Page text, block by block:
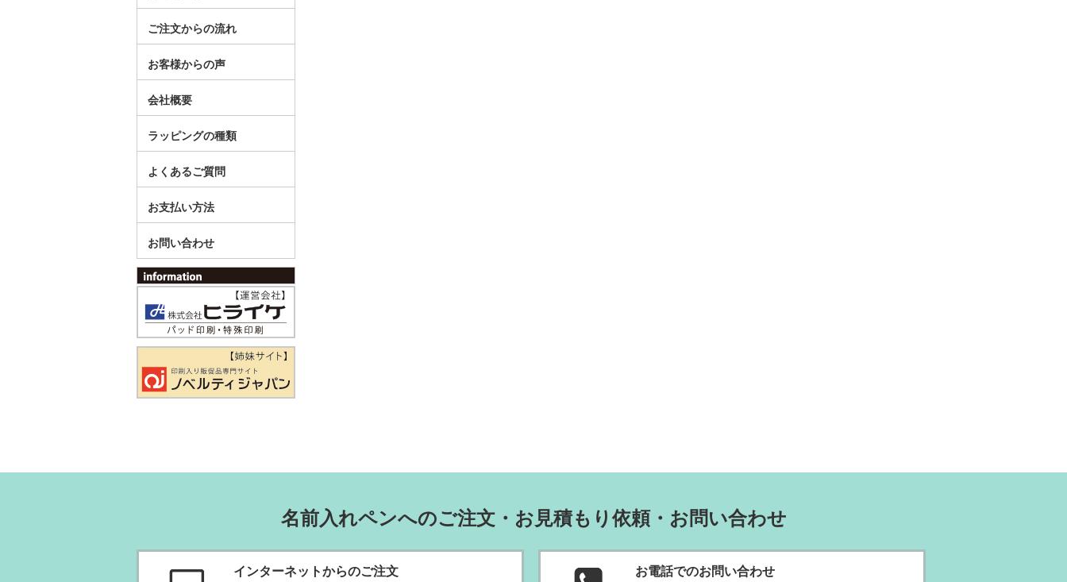
ご注文からの流れ
お客様からの声
会社概要
ラッピングの種類
よくあるご質問
お支払い方法
お問い合わせ
名前入れペンへのご注文・お見積もり依頼・お問い合わせ
インターネットからのご注文 お電話でのお問い合わせ